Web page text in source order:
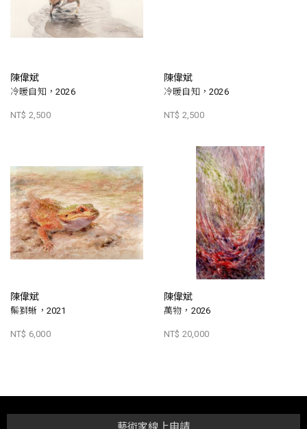
陳偉斌
冷暖自知，2026
NT$ 2,500
陳偉斌
冷暖自知，2026
NT$ 2,500
陳偉斌
鬃獅蜥，2021
NT$ 6,000
陳偉斌
萬物，2026
NT$ 20,000